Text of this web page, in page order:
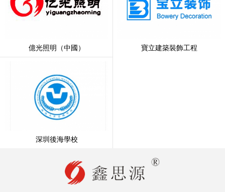
億光照明（中國） 寶立建築裝飾工程
深圳後海學校